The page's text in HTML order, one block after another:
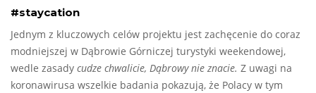
#staycation
Jednym z kluczowych celów projektu jest zachęcenie do coraz
modniejszej w Dąbrowie Górniczej turystyki weekendowej,
wedle zasady cudze chwalicie, Dąbrowy nie znacie. Z uwagi na
koronawirusa wszelkie badania pokazują, że Polacy w tym